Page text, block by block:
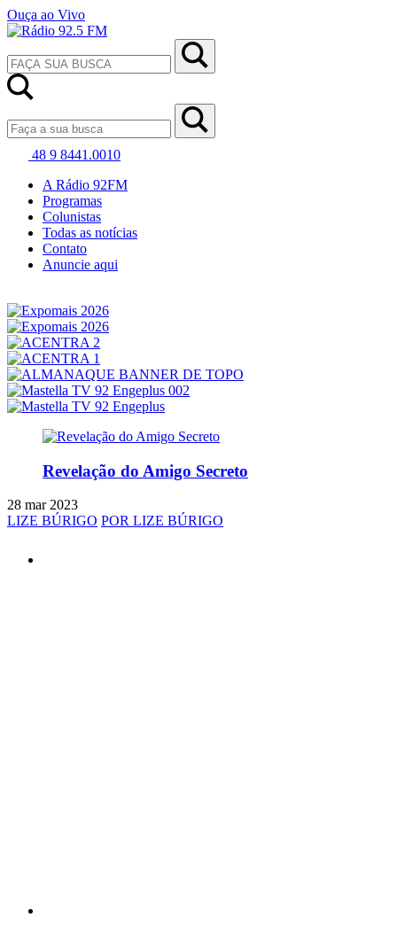
Ouça ao Vivo
48 9 8441.0010
A Rádio 92FM
Programas
Colunistas
Todas as notícias
Contato
Anuncie aqui
Revelação do Amigo Secreto
28 mar 2023
LIZE BÚRIGO POR LIZE BÚRIGO